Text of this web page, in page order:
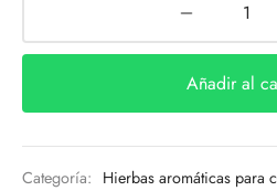
Añadir al
Categoría: Hierbas aromáticas para